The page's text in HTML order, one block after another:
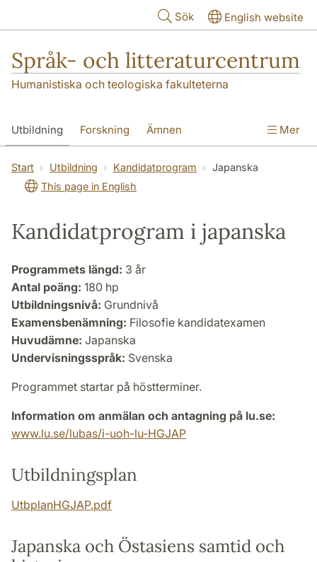
Sök English website
Språk- och litteraturcentrum
Humanistiska och teologiska fakulteterna
Utbildning Forskning Ämnen
SOL-husen Kontakt Institutionen
översättning till svenska
Mer
Start Utbildning Kandidatprogram
Japanska
This page in English
Kandidatprogram i japanska
Programmets längd: 3 år
Antal poäng: 180 hp
Utbildningsnivå: Grundnivå
Examensbenämning: Filosofie kandidatexamen
Huvudämne: Japanska
Undervisningsspråk: Svenska
Programmet startar på höstterminer.
Information om anmälan och antagning på lu.se:
www.lu.se/lubas/i-uoh-lu-HGJAP
Utbildningsplan
UtbplanHGJAP.pdf
Japanska och Östasiens samtid och